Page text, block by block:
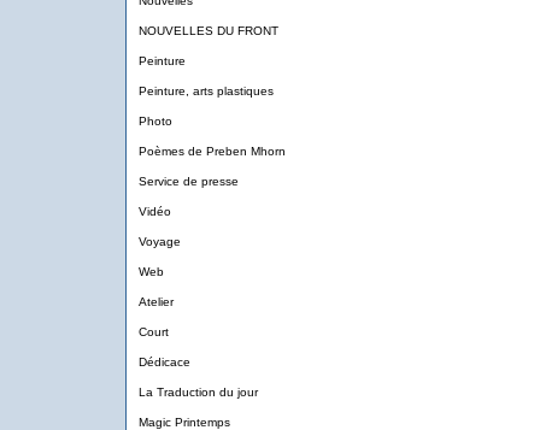
NOUVELLES DU FRONT
Peinture
Peinture, arts plastiques
Photo
Poèmes de Preben Mhorn
Service de presse
Vidéo
Voyage
Web
Atelier
Court
Dédicace
La Traduction du jour
Magic Printemps